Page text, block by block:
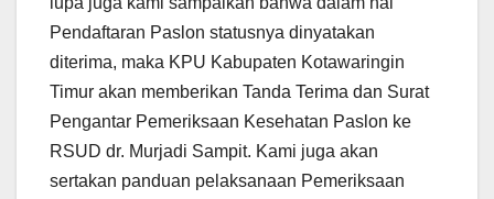
Pendaftaran Paslon statusnya dinyatakan
diterima, maka KPU Kabupaten Kotawaringin
Timur akan memberikan Tanda Terima dan Surat
Pengantar Pemeriksaan Kesehatan Paslon ke
RSUD dr. Murjadi Sampit. Kami juga akan
sertakan panduan pelaksanaan Pemeriksaan